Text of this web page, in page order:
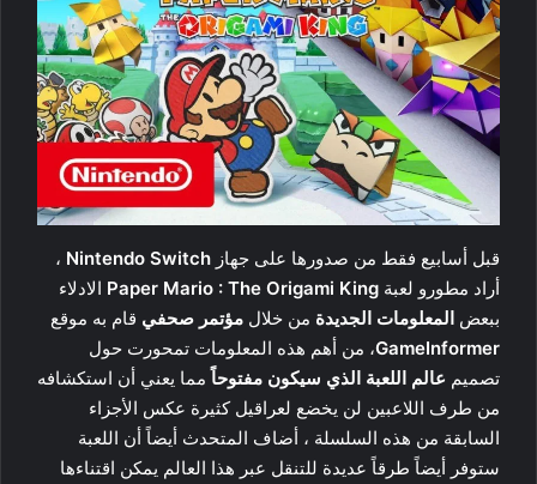
قبل أسابيع فقط من صدورها على جهاز Nintendo Switch ،
أراد مطورو لعبة Paper Mario : The Origami King الادلاء
ببعض المعلومات الجديدة من خلال مؤتمر صحفي قام به موقع
GameInformer، من أهم هذه المعلومات تمحورت حول
تصميم عالم اللعبة الذي سيكون مفتوحاًمما يعني أن استكشافه
من طرف اللاعبين لن يخضع لعراقيل كثيرة عكس الأجزاء
السابقة من هذه السلسلة ، أضاف المتحدث أيضاً أن اللعبة
ستوفر أيضاً طرقاً عديدة للتنقل عبر هذا العالم يمكن اقتناءها